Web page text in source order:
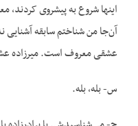
اینها شروع به پیشروی
آن‌جا من شناختم سابقه آشنایی
عشقی معروف است. میرزاده
س- بله، بله.